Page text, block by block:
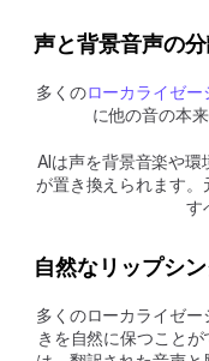
声と背景音声の
多くのローカライゼー
に他の音の本
AIは声を背景音楽や
が置き換えられます
す
自然なリップシ
多くのローカライゼ
きを自然に保つこと